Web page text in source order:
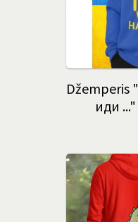
Džemperis
иди